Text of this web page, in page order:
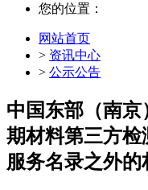
您的位置：
网站首页
> 资讯中心
> 公示公告
中国东部（南
期材料第三方检
服务名录之外